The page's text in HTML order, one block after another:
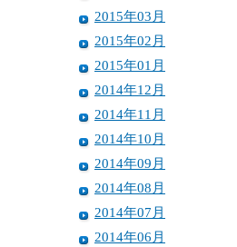
2015年03月
2015年02月
2015年01月
2014年12月
2014年11月
2014年10月
2014年09月
2014年08月
2014年07月
2014年06月